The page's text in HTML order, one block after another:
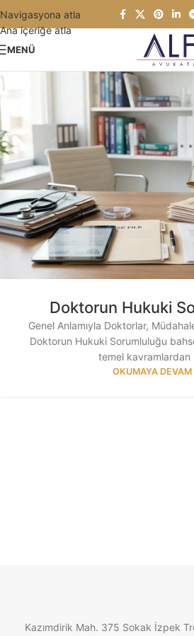
Navigasyona atla
Ana içeriğe atla
MENÜ
Doktorun Hukuki
Genel Anlamıyla Doktorlar,
Doktorun Hukuki Sorumluluğu
temel kavramlardan
OKUMAYA DEVAM
Kazımdirik Mah. 375 Sokak İzpek